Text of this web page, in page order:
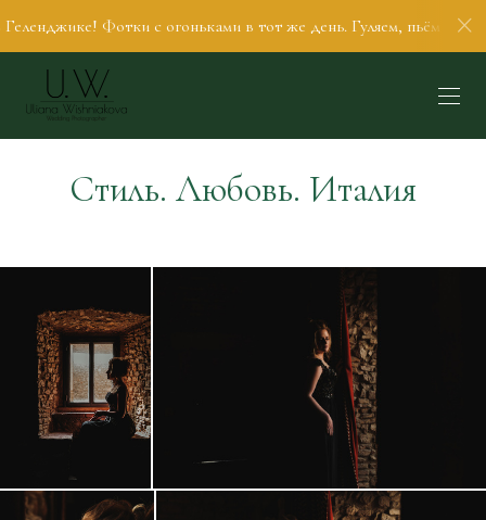
Фотки с огоньками в тот же день. Гуляем, пьём кофеек,
Стиль. Любовь. Италия